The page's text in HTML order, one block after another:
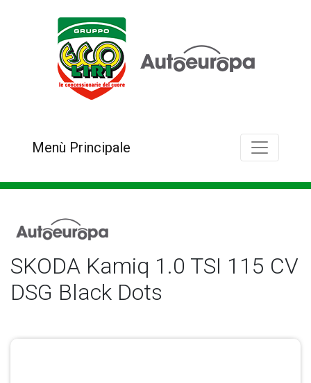
Menù Principale
SKODA Kamiq 1.0 TSI 115 CV
DSG Black Dots